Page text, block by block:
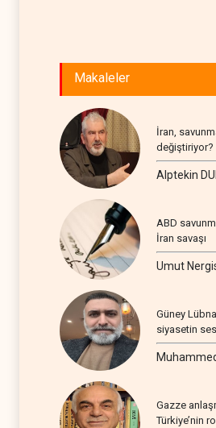
Makaleler
İran,
değiştiriyor?
Alptekin
ABD
İran savaşı
Umut
Güney
siyasetin
Gazze
Türkiye’nin